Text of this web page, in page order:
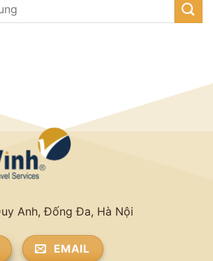
Anh, Đống Đa, Hà Nội
EMAIL